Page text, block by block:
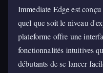
Immediate Edge est
quel que soit le niveau
plateforme offre une
fonctionnalités intuitives
débutants de se lancer